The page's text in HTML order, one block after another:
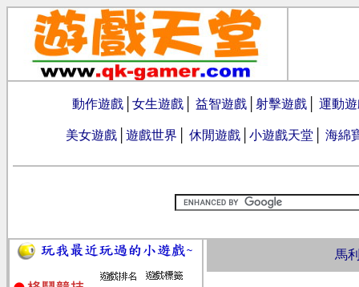
動作遊戲 女生遊戲 益智遊戲 射擊遊戲 運動
美女遊戲 遊戲世界 休閒遊戲 小遊戲天堂 海綿
馬